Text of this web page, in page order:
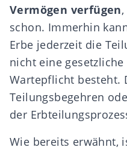
Vermögen verfügen
schon. Immerhin
Erbe jederzeit die
nicht eine
Wartepflicht besteht.
Teilungsbegehren
der
Wie bereits erwähnt,